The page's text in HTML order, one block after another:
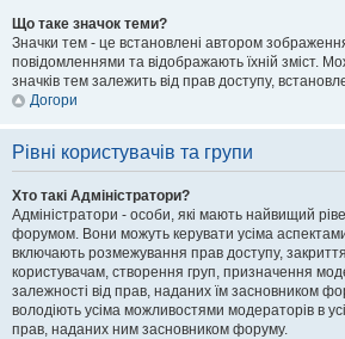
Що таке значок теми?
Значки тем - це встановлені автором
повідомленнями та відображають їхній зміст.
значків тем залежить від прав доступу,
Догори
Рівні користувачів та групи
Хто такі Адміністратори?
Адміністратори - особи, які мають найвищий
форумом. Вони можуть керувати усіма
включають розмежування прав доступу,
користувачам, створення груп, призначення
залежності від прав, наданих їм засновником
володіють усіма можливостями модераторів в
прав, наданих ним засновником форуму.